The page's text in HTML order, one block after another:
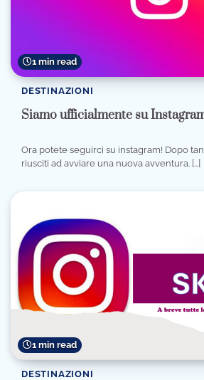
1 min read
DESTINAZIONI
Siamo ufficialmente su
Ora potete seguirci su instagram! Dopo
riusciti ad avviare una nuova avventura. […]
1 min read
DESTINAZIONI